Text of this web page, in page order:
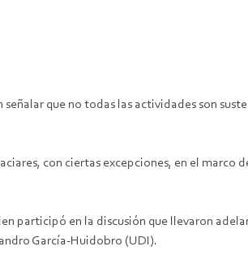
que no todas las actividades son
con ciertas excepciones, en el marco
participó en la discusión que llevaron
García-Huidobro (UDI).